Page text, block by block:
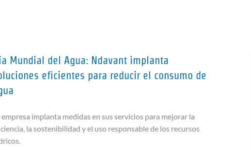
Mundial del Agua: Ndavant implanta
eficientes para reducir el consumo de
empresa implanta medidas en sus servicios para mejorar la
la sostenibilidad y el uso responsable de los recursos